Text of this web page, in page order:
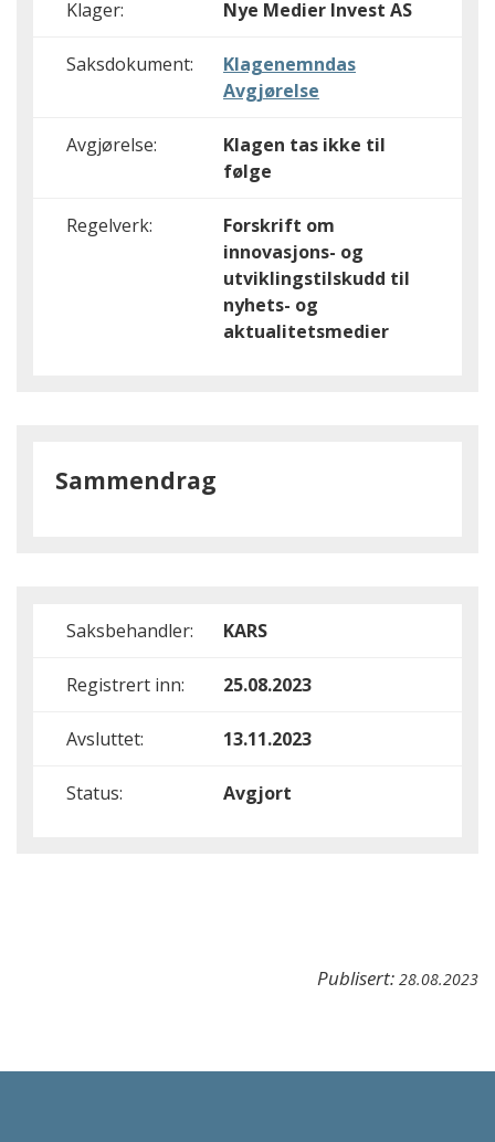
Klager: Nye Medier Invest AS
Saksdokument:
Klagenemndas
Avgjørelse
Avgjørelse:
Klagen tas ikke til
følge
Regelverk:
Forskrift om
innovasjons- og
utviklingstilskudd til
nyhets- og
aktualitetsmedier
Sammendrag
Saksbehandler: KARS
Registrert inn: 25.08.2023
Avsluttet: 13.11.2023
Status: Avgjort
Publisert: 28.08.2023